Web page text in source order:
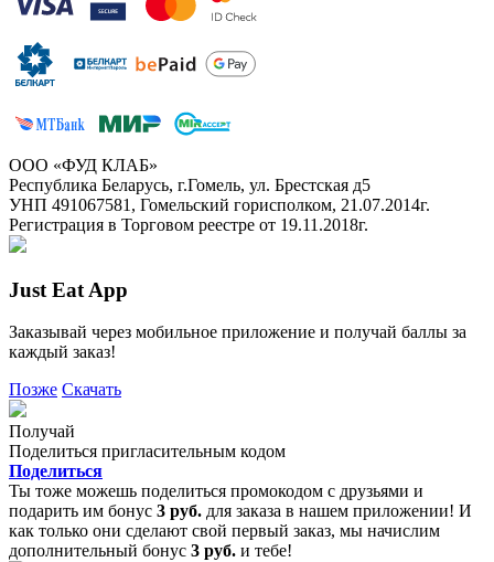
ООО «ФУД КЛАБ»
Республика Беларусь, г.Гомель, ул. Брестская д5
УНП 491067581, Гомельский горисполком, 21.07.2014г.
Регистрация в Торговом реестре от 19.11.2018г.
Just Eat App
Заказывай через мобильное приложение и получай баллы за
каждый заказ!
Позже Скачать
Получай
Поделиться пригласительным кодом
Поделиться
Ты тоже можешь поделиться промокодом с друзьями и
подарить им бонус 3 руб. для заказа в нашем приложении! И
как только они сделают свой первый заказ, мы начислим
дополнительный бонус 3 руб. и тебе!